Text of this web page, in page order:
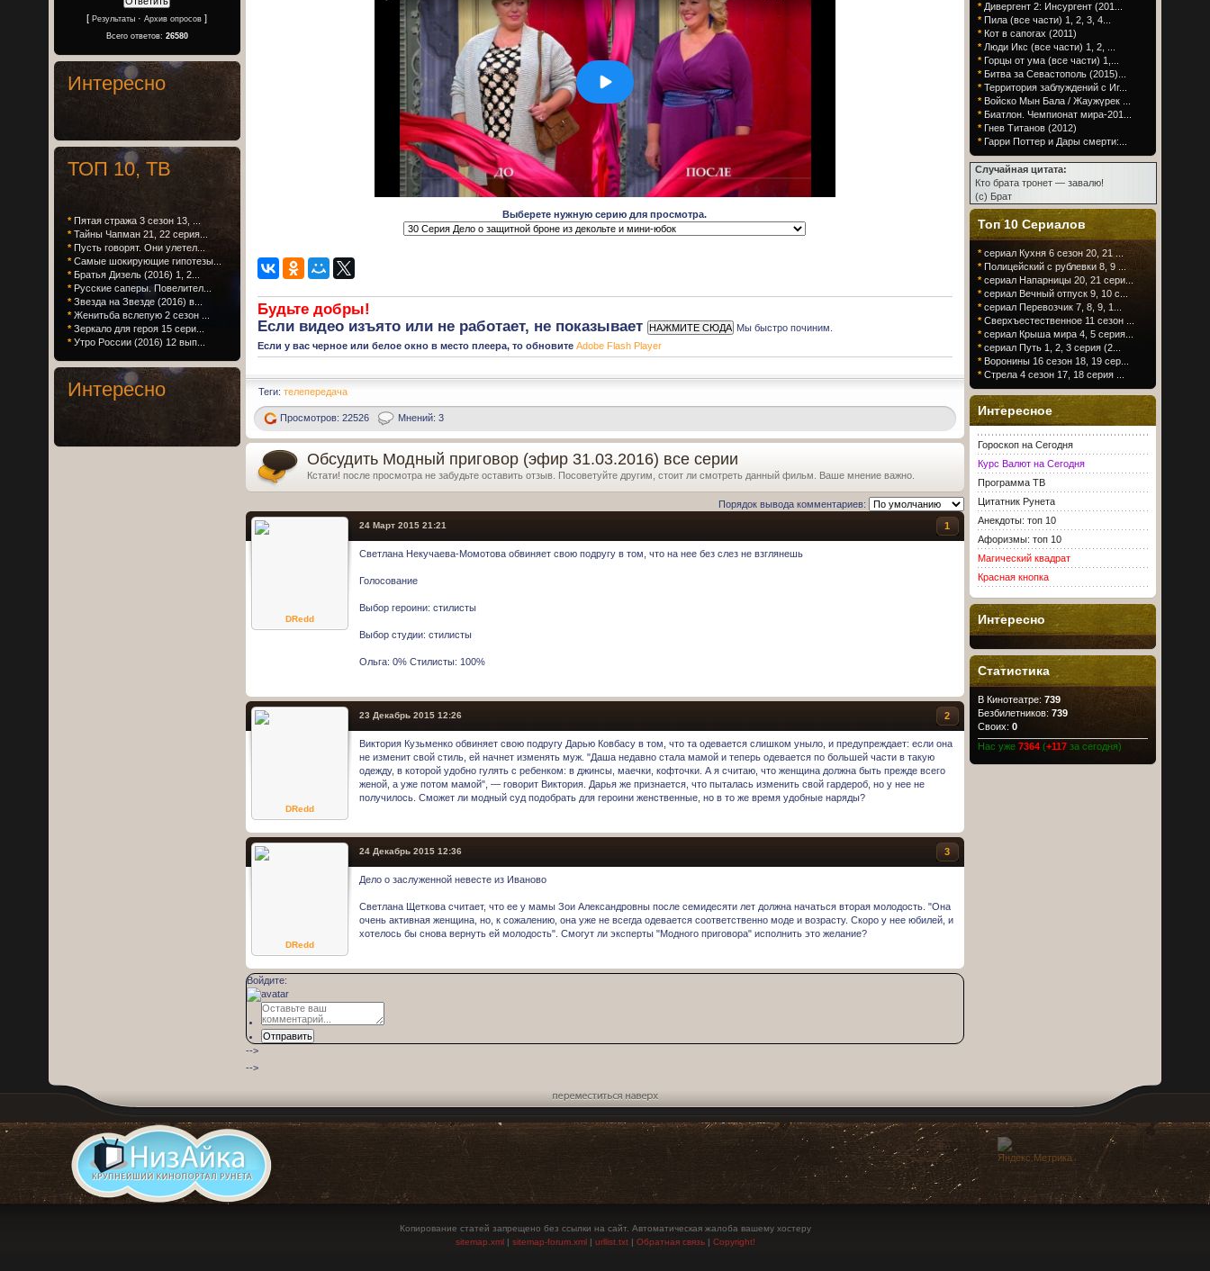
Выберете нужную серию для просмотра.
Будьте добры!
Если видео изъятоили не работает, не показывает
Мы быстро починим.
Если у вас черное или белое окно в место плеера, то обновите Adobe Flash Player
Теги: телепередача
Просмотров: 22526 Мнений: 3
Обсудить Модный приговор (эфир 31.03.2016) все серии
Кстати! после просмотра не забудьте оставить отзыв. Посоветуйте другим, стоит ли смотреть данный фильм. Ваше мнение важно.
Порядок вывода комментариев:
24 Март 2015 21:21 1
DRedd
Светлана Некучаева-Момотова обвиняет свою подругу в том, что на нее без слез не взглянешь
Голосование
Выбор героини: стилисты
Выбор студии: стилисты
Ольга: 0% Стилисты: 100%
23 Декабрь 2015 12:26 2
DRedd
Виктория Кузьменко обвиняет свою подругу Дарью Ковбасу в том, что та одевается слишком уныло, и предупреждает: если она
не изменит свой стиль, ей начнет изменять муж. "Даша недавно стала мамой и теперь одевается по большей части в такую
одежду, в которой удобно гулять с ребенком: в джинсы, маечки, кофточки. А я считаю, что женщина должна быть прежде всего
женой, а уже потом мамой", — говорит Виктория. Дарья же признается, что пыталась изменить свой гардероб, но у нее не
получилось. Сможет ли модный суд подобрать для героини женственные, но в то же время удобные наряды?
24 Декабрь 2015 12:36 3
DRedd
Дело о заслуженной невесте из Иваново
Светлана Щеткова считает, что ее у мамы Зои Александровны после семидесяти лет должна начаться вторая молодость. "Она
очень активная женщина, но, к сожалению, она уже не всегда одевается соответственно моде и возрасту. Скоро у нее юбилей, и
хотелось бы снова вернуть ей молодость". Смогут ли эксперты "Модного приговора" исполнить это желание?
Войдите:
Отправить
-->
-->
* Дивергент 2: Инсургент (201...
* Пила (все части) 1, 2, 3, 4...
* Кот в сапогах (2011)
* Люди Икс (все части) 1, 2, ...
* Горцы от ума (все части) 1,...
* Битва за Севастополь (2015)...
* Территория заблуждений с Иг...
* Войско Мын Бала / Жаужүрек ...
* Биатлон. Чемпионат мира-201...
* Гнев Титанов (2012)
* Гарри Поттер и Дары смерти:...
Случайная цитата:
Кто брата тронет — завалю!
(c) Брат
Топ 10 Сериалов
* сериал Кухня 6 сезон 20, 21 ...
* Полицейский с рублевки 8, 9 ...
* сериал Напарницы 20, 21 сери...
* сериал Вечный отпуск 9, 10 с...
* сериал Перевозчик 7, 8, 9, 1...
* Сверхъестественное 11 сезон ...
* сериал Крыша мира 4, 5 серия...
* сериал Путь 1, 2, 3 серия (2...
* Воронины 16 сезон 18, 19 сер...
* Стрела 4 сезон 17, 18 серия ...
Интересное
Гороскоп на Сегодня
Курс Валют на Сегодня
Программа ТВ
Цитатник Рунета
Анекдоты: топ 10
Афоризмы: топ 10
Магический квадрат
Красная кнопка
Интересно
Статистика
В Кинотеатре:739
Безбилетников:739
Своих:0
Нас уже7364 (+117 за сегодня)
[Результаты ·Архив опросов ]
Всего ответов: 26580
Интересно
ТОП 10, ТВ
* Пятая стража 3 сезон 13, ...
* Тайны Чапман 21, 22 серия...
* Пусть говорят. Они улетел...
* Самые шокирующие гипотезы...
* Братья Дизель (2016) 1, 2...
* Русские саперы. Повелител...
* Звезда на Звезде (2016) в...
* Женитьба вслепую 2 сезон ...
* Зеркало для героя 15 сери...
* Утро России (2016) 12 вып...
Интересно
Копирование статей запрещено без ссылки на сайт. Автоматическая жалоба вашему хостеру
sitemap.xml| sitemap-forum.xml| urllist.txt| Обратная связь| Copyright!